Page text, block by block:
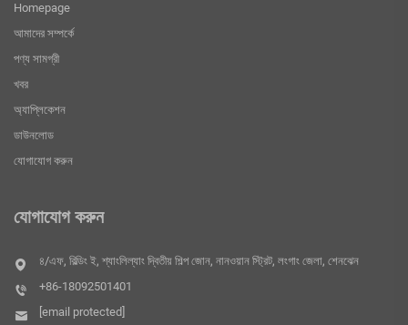
Homepage
আমাদের সম্পর্কে
পণ্য সামগ্রী
খবর
অ্যাপ্লিকেশন
ডাউনলোড
যোগাযোগ করুন
যোগাযোগ করুন
৪/এফ, বিল্ডিং ই, শ্যাংলিল্যাং দ্বিতীয় শিল্প জোন, নানওয়ান স্ট্রিট, লংগাং জেলা, শেনঝেন
+86-18092501401
[email protected]